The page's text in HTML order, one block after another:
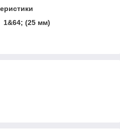
1&64; (25 мм)